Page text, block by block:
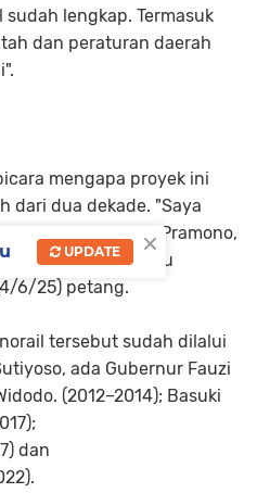
lengkap. Termasuk
dan peraturan daerah
mengapa proyek ini
dari dua dekade. "Saya
gubernur Mas Pramono,
mangkrak itu mau
6/25) petang.
tersebut sudah dilalui
ada Gubernur Fauzi
(2012–2014); Basuki
dan
×
UPDATE